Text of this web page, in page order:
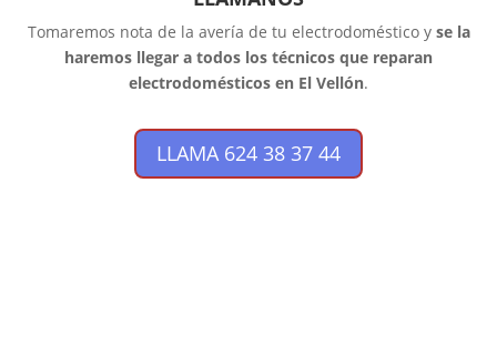
Tomaremos nota de la avería de tu electrodoméstico y se la
haremos llegar a todos los técnicos que reparan
electrodomésticos en El Vellón.
LLAMA 624 38 37 44